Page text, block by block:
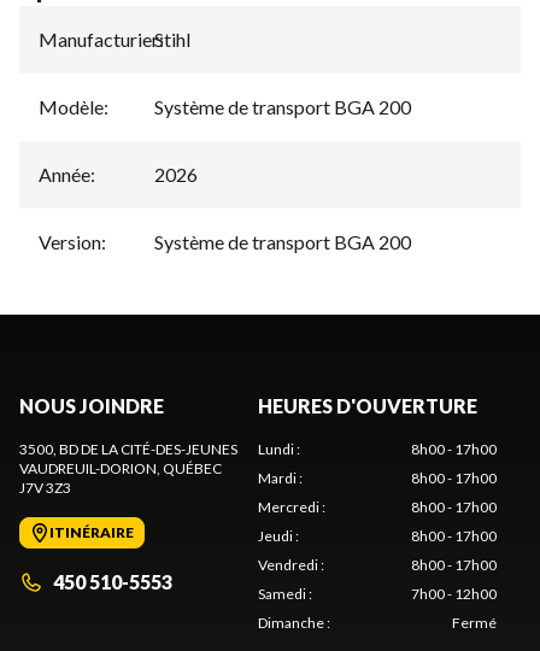
Manufacturier:
Stihl
Modèle: Système de transport BGA 200
Année: 2026
Version: Système de transport BGA 200
NOUS JOINDRE
3500, BD DE LA CITÉ-DES-JEUNES
VAUDREUIL-DORION, QUÉBEC
J7V 3Z3
ITINÉRAIRE
450 510-5553
HEURES D'OUVERTURE
Lundi:
8h00 - 17h00
Mardi:
8h00 - 17h00
Mercredi:
8h00 - 17h00
Jeudi:
8h00 - 17h00
Vendredi:
8h00 - 17h00
Samedi:
7h00 - 12h00
Dimanche: Fermé